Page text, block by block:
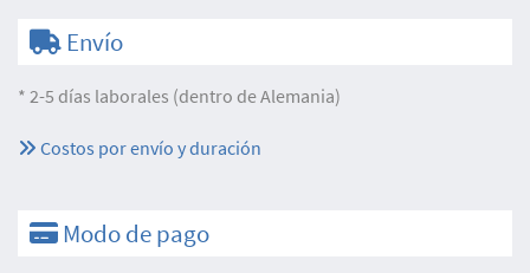
Envío
* 2-5 días laborales (dentro de Alemania)
Costos por envío y duración
Modo de pago